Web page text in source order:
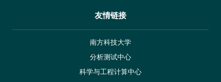
友情链接
南方科技大学
分析测试中心
科学与工程计算中心